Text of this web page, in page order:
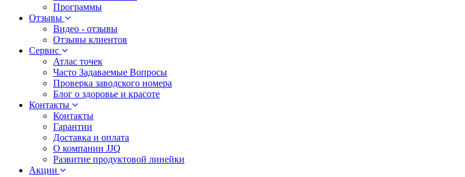
Программы
Отзывы
Видео - отзывы
Отзывы клиентов
Сервис
Атлас точек
Часто Задаваемые Вопросы
Проверка заводского номера
Блог о здоровье и красоте
Контакты
Контакты
Гарантии
Доставка и оплата
О компании JJQ
Развитие продуктовой линейки
Акции